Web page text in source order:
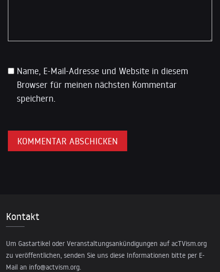
Name, E-Mail-Adresse und Website in diesem
Browser für meinen nächsten Kommentar
speichern.
Kontakt
Um Gastartikel oder Veranstaltungsankündigungen auf acTVism.org
zu veröffentlichen, senden Sie uns diese Informationen bitte per E-
Mail an info@actvism.org.